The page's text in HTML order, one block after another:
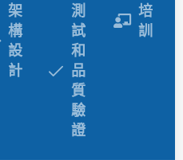
架
構
設
計
測
試
和
品
質
驗
證
培
訓